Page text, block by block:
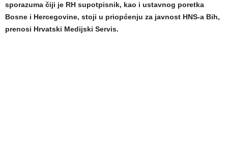
sporazuma čiji je RH supotpisnik, kao i ustavnog poretka
Bosne i Hercegovine, stoji u priopćenju za javnost HNS-a Bih,
prenosi Hrvatski Medijski Servis.